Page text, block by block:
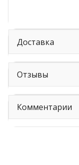
Доставка
Отзывы
Комментарии